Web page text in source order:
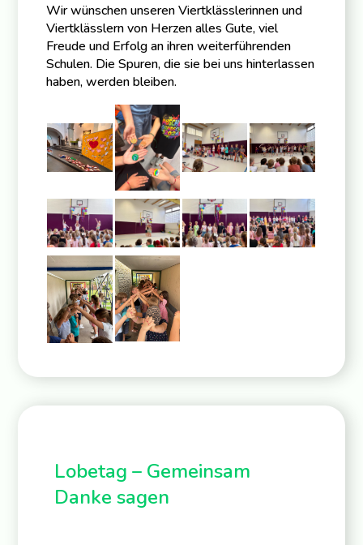
Wir wünschen unseren Viertklässlerinnen und
Viertklässlern von Herzen alles Gute, viel
Freude und Erfolg an ihren weiterführenden
Schulen. Die Spuren, die sie bei uns hinterlassen
haben, werden bleiben.
Lobetag – Gemeinsam
Danke sagen